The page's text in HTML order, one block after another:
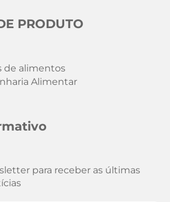
PRODUTO
de alimentos
Alimentar
para receber as últimas